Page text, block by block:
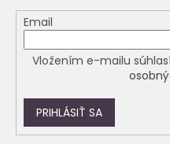
Email
Vložením e-mailu
PRIHLÁSIŤ SA